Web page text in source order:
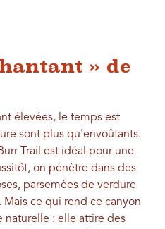
» de
élevées, le temps est
sont plus qu'envoûtants.
Trail est idéal pour une
on pénètre dans des
parsemées de verdure
ce qui rend ce canyon
naturelle : elle attire des